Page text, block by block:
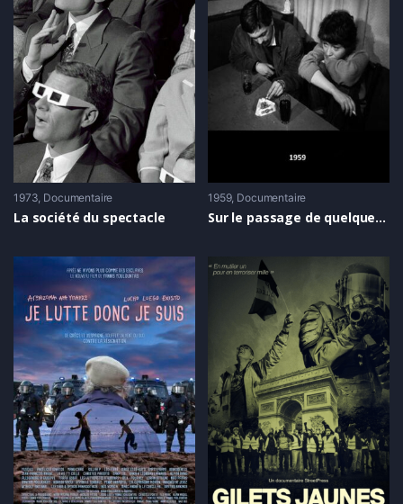
1973 Documentaire
La société du spectacle
1959 Documentaire
Sur le passage de quelques personnes à travers une assez courte unité de temps